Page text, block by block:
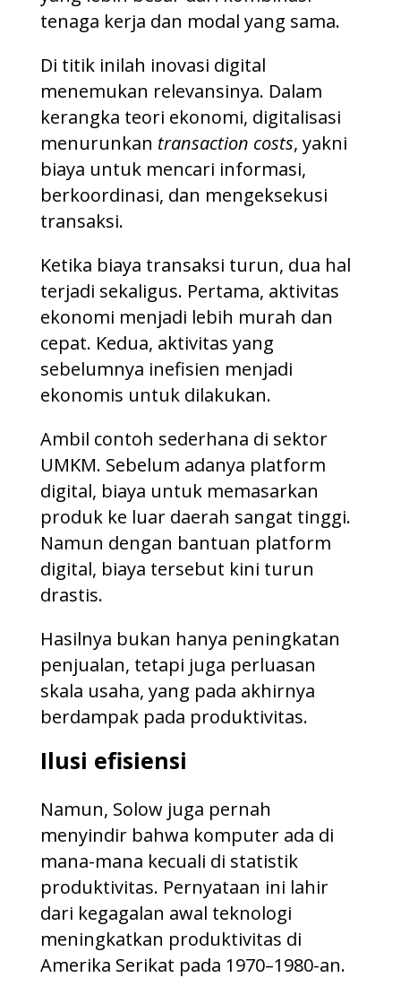
tenaga kerja dan modal yang sama.
Di titik inilah inovasi digital
menemukan relevansinya. Dalam
kerangka teori ekonomi, digitalisasi
menurunkan transaction costs, yakni
biaya untuk mencari informasi,
berkoordinasi, dan mengeksekusi
transaksi.
Ketika biaya transaksi turun, dua hal
terjadi sekaligus. Pertama, aktivitas
ekonomi menjadi lebih murah dan
cepat. Kedua, aktivitas yang
sebelumnya inefisien menjadi
ekonomis untuk dilakukan.
Ambil contoh sederhana di sektor
UMKM. Sebelum adanya platform
digital, biaya untuk memasarkan
produk ke luar daerah sangat tinggi.
Namun dengan bantuan platform
digital, biaya tersebut kini turun
drastis.
Hasilnya bukan hanya peningkatan
penjualan, tetapi juga perluasan
skala usaha, yang pada akhirnya
berdampak pada produktivitas.
Ilusi efisiensi
Namun, Solow juga pernah
menyindir bahwa komputer ada di
mana-mana kecuali di statistik
produktivitas. Pernyataan ini lahir
dari kegagalan awal teknologi
meningkatkan produktivitas di
Amerika Serikat pada 1970–1980-an.